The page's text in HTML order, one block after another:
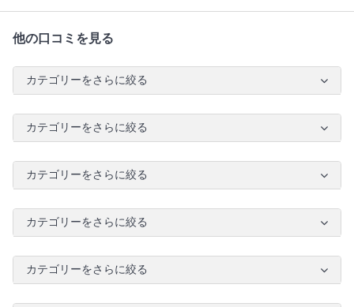
他の口コミを見る
カテゴリーをさらに絞る
カテゴリーをさらに絞る
カテゴリーをさらに絞る
カテゴリーをさらに絞る
カテゴリーをさらに絞る